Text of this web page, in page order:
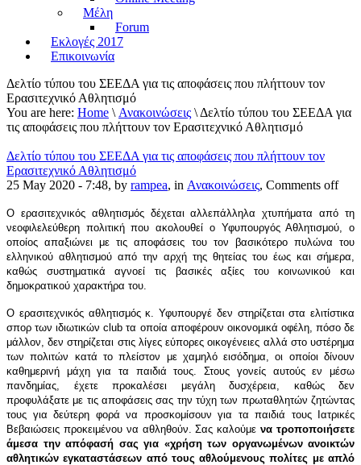
Μέλη
Forum
Εκλογές 2017
Επικοινωνία
Δελτίο τύπου του ΣΕΕΔΑ για τις αποφάσεις που πλήττουν τον
Ερασιτεχνικό Αθλητισμό
You are here: Home \ Ανακοινώσεις \ Δελτίο τύπου του ΣΕΕΔΑ για
τις αποφάσεις που πλήττουν τον Ερασιτεχνικό Αθλητισμό
Δελτίο τύπου του ΣΕΕΔΑ για τις αποφάσεις που πλήττουν τον
Ερασιτεχνικό Αθλητισμό
25 May 2020 - 7:48, by rampea, in Ανακοινώσεις, Comments off
Ο ερασιτεχνικός αθλητισμός δέχεται αλλεπάλληλα χτυπήματα από τη
νεοφιλελεύθερη πολιτική που ακολουθεί ο Υφυπουργός Αθλητισμού, ο
οποίος απαξιώνει με τις αποφάσεις του τον βασικότερο πυλώνα του
ελληνικού αθλητισμού από την αρχή της θητείας του έως και σήμερα,
καθώς συστηματικά αγνοεί τις βασικές αξίες του κοινωνικού και
δημοκρατικού χαρακτήρα του.
Ο ερασιτεχνικός αθλητισμός κ. Υφυπουργέ δεν στηρίζεται στα ελιτίστικα
σπορ των ιδιωτικώνclubτα οποία αποφέρουν οικονομικά οφέλη, πόσο δε
μάλλον, δεν στηρίζεται στις λίγες εύπορες οικογένειες αλλά στο υστέρημα
των πολιτών κατά το πλείστον με χαμηλό εισόδημα, οι οποίοι δίνουν
καθημερινή μάχη για τα παιδιά τους. Στους γονείς αυτούς εν μέσω
πανδημίας, έχετε προκαλέσει μεγάλη δυσχέρεια, καθώς δεν
προφυλάξατε με τις αποφάσεις σας την τύχη των πρωταθλητών ζητώντας
τους για δεύτερη φορά να προσκομίσουν για τα παιδιά τους Ιατρικές
Βεβαιώσεις προκειμένου να αθληθούν. Σας καλούμενα τροποποιήσετε
άμεσα την απόφασή σας για «χρήση των οργανωμένων ανοικτών
αθλητικών εγκαταστάσεων από τους αθλούμενους πολίτες με απλό